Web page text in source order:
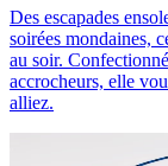
Des escapades
soirées mondaines,
au soir.
accrocheurs, elle
alliez.